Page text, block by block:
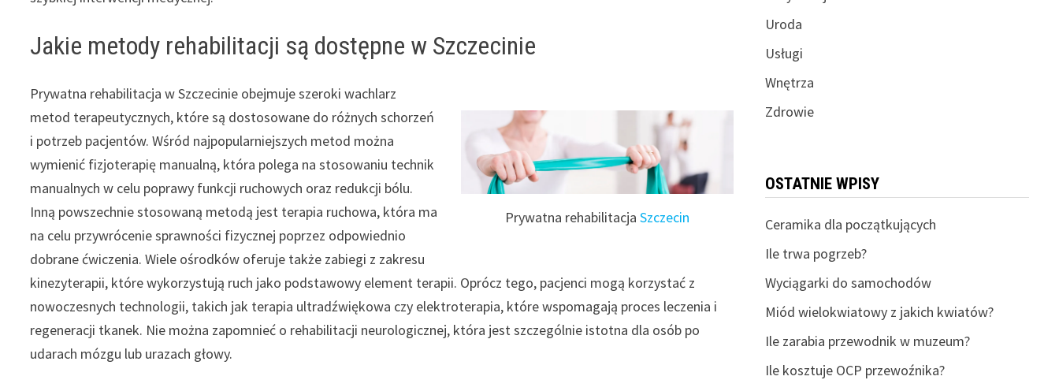
Jakie metody rehabilitacji są dostępne w Szczecinie
Prywatna rehabilitacja Szczecin
Prywatna rehabilitacja w Szczecinie obejmuje szeroki wachlarz
metod terapeutycznych, które są dostosowane do różnych schorzeń
i potrzeb pacjentów. Wśród najpopularniejszych metod można
wymienić fizjoterapię manualną, która polega na stosowaniu technik
manualnych w celu poprawy funkcji ruchowych oraz redukcji bólu.
Inną powszechnie stosowaną metodą jest terapia ruchowa, która ma
na celu przywrócenie sprawności fizycznej poprzez odpowiednio
dobrane ćwiczenia. Wiele ośrodków oferuje także zabiegi z zakresu
kinezyterapii, które wykorzystują ruch jako podstawowy element terapii. Oprócz tego, pacjenci mogą korzystać z
nowoczesnych technologii, takich jak terapia ultradźwiękowa czy elektroterapia, które wspomagają proces leczenia i
regeneracji tkanek. Nie można zapomnieć o rehabilitacji neurologicznej, która jest szczególnie istotna dla osób po
udarach mózgu lub urazach głowy.
Uroda
Usługi
Wnętrza
Zdrowie
OSTATNIE WPISY
Ceramika dla początkujących
Ile trwa pogrzeb?
Wyciągarki do samochodów
Miód wielokwiatowy z jakich kwiatów?
Ile zarabia przewodnik w muzeum?
Ile kosztuje OCP przewoźnika?